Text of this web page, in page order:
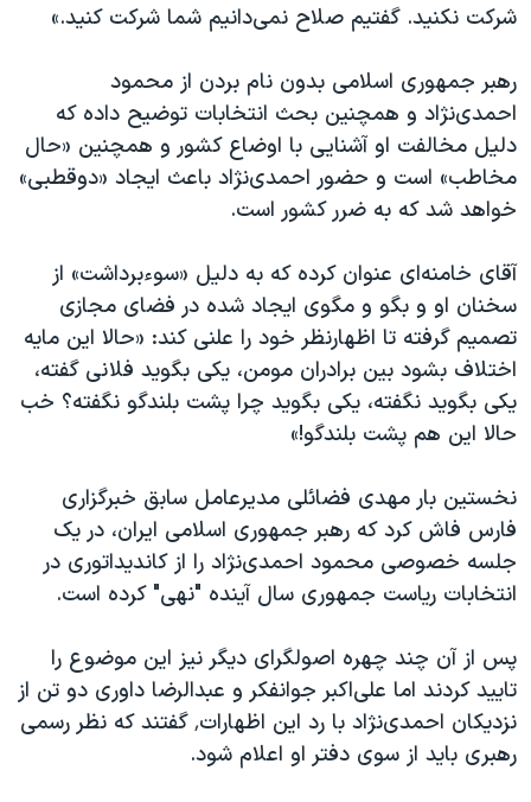
صفحه‌های ویژه
سفر پرزیدنت ترامپ به چین
شرکت نکنید. گفتیم صلاح نمی‌دانیم شما شرکت کنید.»
رهبر جمهوری اسلامی بدون نام بردن از محمود
احمدی‌نژاد و همچنین بحث انتخابات توضیح داده که
دلیل مخالفت او آشنایی با اوضاع کشور و همچنین «حال
مخاطب» است و حضور احمدی‌نژاد باعث ایجاد «دوقطبی»
خواهد شد که به ضرر کشور است.
آقای خامنه‌ای عنوان کرده که به دلیل «سوءبرداشت» از
سخنان او و بگو و مگوی ایجاد شده در فضای مجازی
تصمیم گرفته تا اظهارنظر خود را علنی کند: «حالا این مایه‌
اختلاف بشود بین برادران مومن، یکی بگوید فلانی گفته،
یکی بگوید نگفته، یکی بگوید چرا پشت بلندگو نگفته؟ خب
حالا این هم پشت بلندگو!»
نخستین بار مهدی فضائلی مدیرعامل سابق خبرگزاری
فارس فاش کرد که رهبر جمهوری اسلامی ایران، در یک
جلسه خصوصی محمود احمدی‌نژاد را از کاندیداتوری در
انتخابات ریاست جمهوری سال آینده "نهی" کرده است.
پس از آن چند چهره اصولگرای دیگر نیز این موضوع را
تایید کردند اما علی‌اکبر جوانفکر و عبدالرضا داوری دو تن از
نزدیکان احمدی‌نژاد با رد این اظهارات٬ گفتند که نظر رسمی
رهبری باید از سوی دفتر او اعلام شود.